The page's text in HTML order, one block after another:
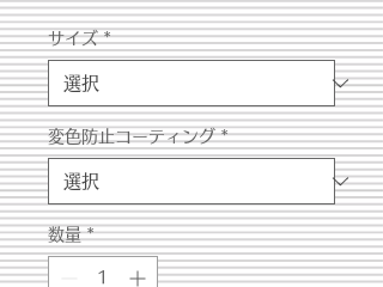
格
サイズ *
変色防止コーティング *
数量 *